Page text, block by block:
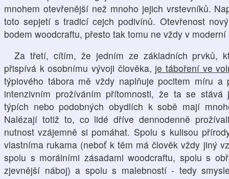
mnohem otevřenější než mnoho jejich vrstevníků.
toto sepjetí s tradicí cejch podivínů. Otevřenost
bodem woodcraftu, přesto tak tomu ne vždy v moderní
Za třetí, cítím, že jedním ze základních prvků,
přispívá k osobnímu vývoji člověka, je táboření ve
týpiového tábora mě vždy naplňuje pocitem míru a
intenzivním prožíváním přítomnosti, že ta se
týpích nebo podobných obydlích k sobě mají
Nalézají totiž to, co lidé dříve dennodenně
nutnost vzájemně si pomáhat. Spolu s kulisou
vlastníma rukama (neboť k těm má člověk vždy jiný
spolu s morálními zásadami woodcraftu, spolu s
zjevnější náboj) a spolu s malebností - tedy